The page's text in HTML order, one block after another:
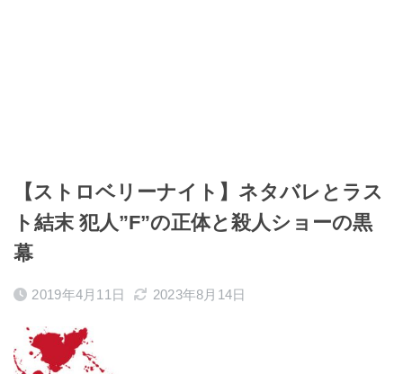
【ストロベリーナイト】ネタバレとラス
ト結末 犯人”F”の正体と殺人ショーの黒
幕
2019年4月11日 2023年8月14日